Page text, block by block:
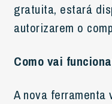
gratuita, estará
autorizarem o
Como vai
A nova